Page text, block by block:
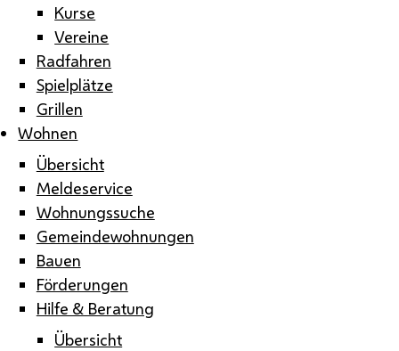
Kurse
Vereine
Radfahren
Spielplätze
Grillen
Wohnen
Übersicht
Meldeservice
Wohnungssuche
Gemeindewohnungen
Bauen
Förderungen
Hilfe & Beratung
Übersicht